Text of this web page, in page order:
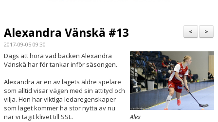
BILDGALLERI
DOKUMENT
KONTAKT
MATCHER
>
<
Alexandra Vänskä #13
2017-09-05 09:30
Alex
Dags att höra vad backen Alexandra
Vänskä har för tankar inför säsongen.
Alexandra är en av lagets äldre spelare
som alltid visar vägen med sin attityd och
vilja. Hon har viktiga ledaregenskaper
som laget kommer ha stor nytta av nu
när vi tagit klivet till SSL.